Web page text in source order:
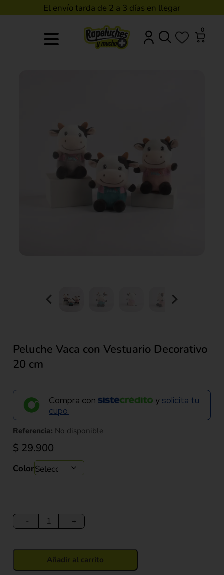
El envío tarda de 2 a 3 días en llegar
0
Peluche Vaca con Vestuario Decorativo
20 cm
Compra con y solicita tu
cupo.
Referencia: No disponible
$ 29.900
Color
-
Vaca
con
Decorativo
+
Añadir al carrito